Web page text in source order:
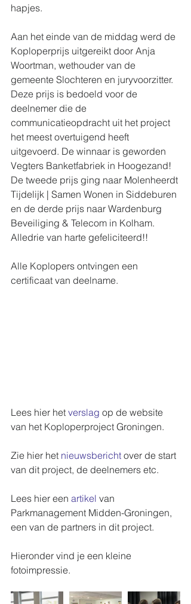
hapjes.
Aan het einde van de middag werd de
Koploperprijs uitgereikt door Anja
Woortman, wethouder van de
gemeente Slochteren en juryvoorzitter.
Deze prijs is bedoeld voor de
deelnemer die de
communicatieopdracht uit het project
het meest overtuigend heeft
uitgevoerd. De winnaar is geworden
Vegters Banketfabriek in Hoogezand!
De tweede prijs ging naar Molenheerdt
Tijdelijk | Samen Wonen in Siddeburen
en de derde prijs naar Wardenburg
Beveiliging & Telecom in Kolham.
Alledrie van harte gefeliciteerd!!
Alle Koplopers ontvingen een
certificaat van deelname.
Lees hier het verslag op de website
van het Koploperproject Groningen.
Zie hier het nieuwsbericht over de start
van dit project, de deelnemers etc.
Lees hier een artikel van
Parkmanagement Midden-Groningen,
een van de partners in dit project.
Hieronder vind je een kleine
fotoimpressie.